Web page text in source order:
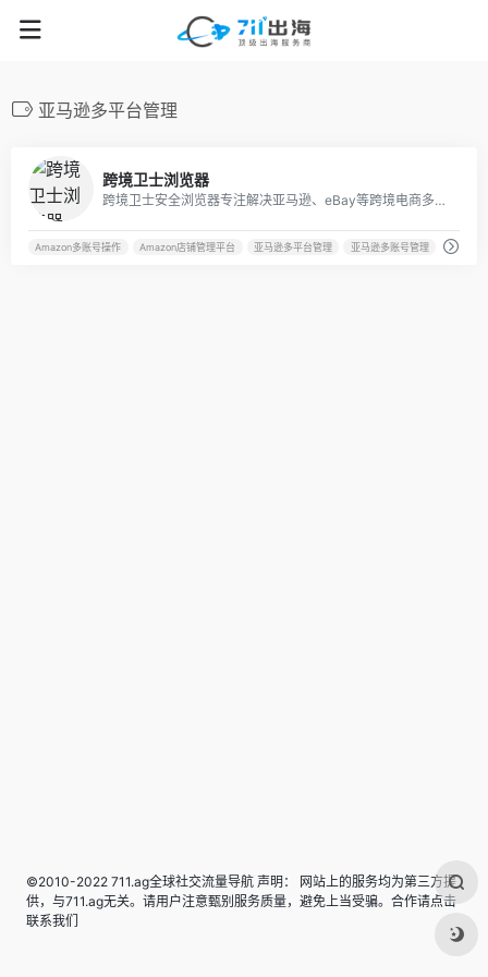
亚马逊多平台管理
跨境卫士浏览器
跨境卫士安全浏览器专注解决亚马逊、eBay等跨境电商多账号安全运营问题，为Amazon、eBay、Shopee、Lazada、独立站等跨境电商卖家提供专业安全的店铺提速运营方案,。
Amazon多账号操作 Amazon店铺管理平台 亚马逊多平台管理 亚马逊多账号管理
©2010-2022 711.ag全球社交流量导航 声明： 网站上的服务均为第三方提
供，与711.ag无关。请用户注意甄别服务质量，避免上当受骗。合作请点击
联系我们